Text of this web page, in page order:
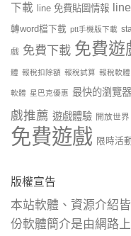
下載
line 免費貼圖情報
轉word檔下載 ptt手機版下載
戲 免費下載 免費遊
體 報稅扣除額 報稅試算 報稅軟
軟體 星巴克優惠 最快的瀏覽器
戲推薦 遊戲體驗 開放世界
免費遊戲 限時活
版權宣告
本站軟體、資源介紹
份軟體簡介是由網路